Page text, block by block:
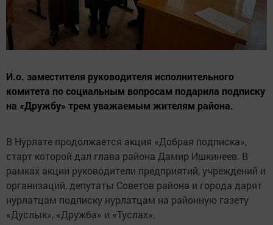
И.о. заместителя руководителя исполнительного
комитета по социальным вопросам подарила подписку
на «Дружбу» трем уважаемым жителям района.
В Нурлате продолжается акция «Добрая подписка»,
старт которой дал глава района Дамир Ишкинеев. В
рамках акции руководители предприятий, учреждений и
организаций, депутаты Советов района и города дарят
нурлатцам подписку нурлатцам на районную газету
«Дуслык», «Дружба» и «Туслах».